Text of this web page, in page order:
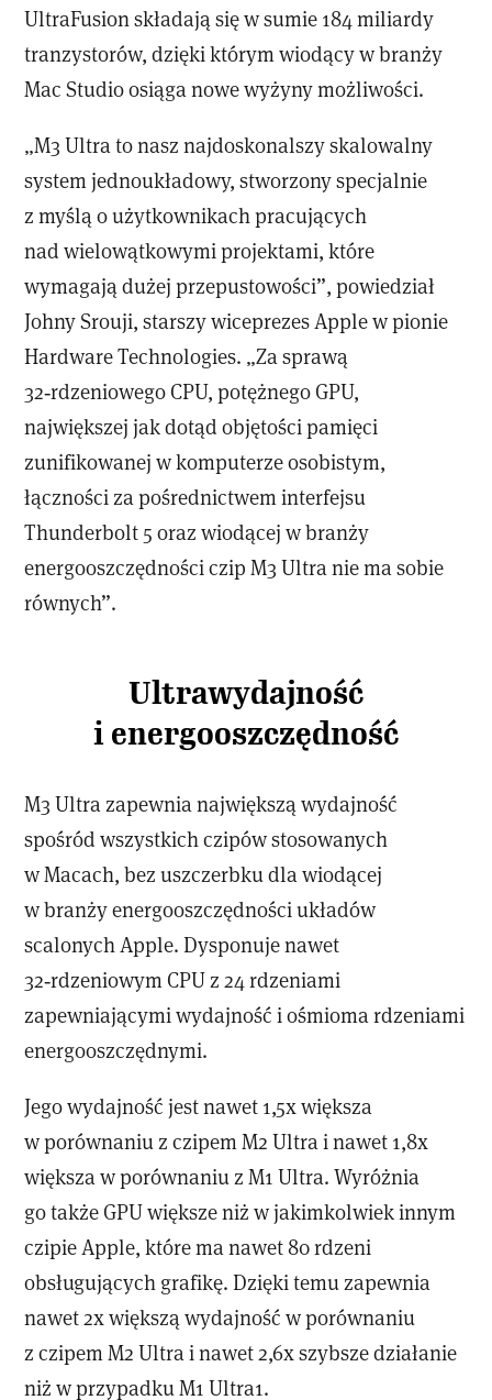
UltraFusion składają się w sumie 184 miliardy
tranzystorów, dzięki którym wiodący w branży
Mac Studio osiąga nowe wyżyny możliwości.
„M3 Ultra to nasz najdoskonalszy skalowalny
system jednoukładowy, stworzony specjalnie
z myślą o użytkownikach pracujących
nad wielowątkowymi projektami, które
wymagają dużej przepustowości”, powiedział
Johny Srouji, starszy wiceprezes Apple w pionie
Hardware Technologies. „Za sprawą
32‑rdzeniowego CPU, potężnego GPU,
największej jak dotąd objętości pamięci
zunifikowanej w komputerze osobistym,
łączności za pośrednictwem interfejsu
Thunderbolt 5 oraz wiodącej w branży
energooszczędności czip M3 Ultra nie ma sobie
równych”.
Ultrawydajność
i energooszczędność
M3 Ultra zapewnia największą wydajność
spośród wszystkich czipów stosowanych
w Macach, bez uszczerbku dla wiodącej
w branży energooszczędności układów
scalonych Apple. Dysponuje nawet
32‑rdzeniowym CPU z 24 rdzeniami
zapewniającymi wydajność i ośmioma rdzeniami
energooszczędnymi.
Jego wydajność jest nawet 1,5x większa
w porównaniu z czipem M2 Ultra i nawet 1,8x
większa w porównaniu z M1 Ultra. Wyróżnia
go także GPU większe niż w jakimkolwiek innym
czipie Apple, które ma nawet 80 rdzeni
obsługujących grafikę. Dzięki temu zapewnia
nawet 2x większą wydajność w porównaniu
z czipem M2 Ultra i nawet 2,6x szybsze działanie
niż w przypadku M1 Ultra1.